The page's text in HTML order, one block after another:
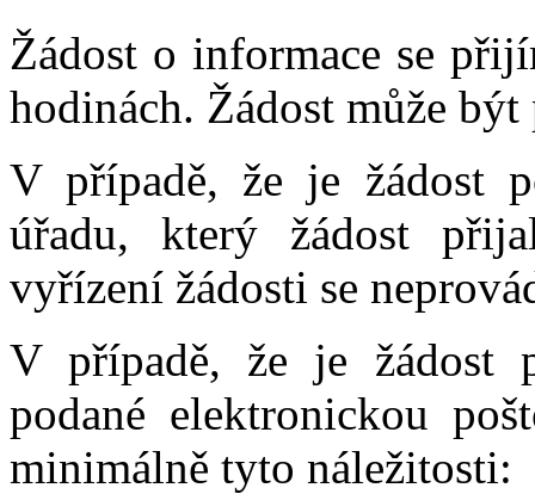
Žádost o informace se
hodinách. Žádost může být
V případě, že je žádost
úřadu, který žádost
vyřízení žádosti se
V případě, že je žádost
podané elektronickou
minimálně tyto náležitosti: